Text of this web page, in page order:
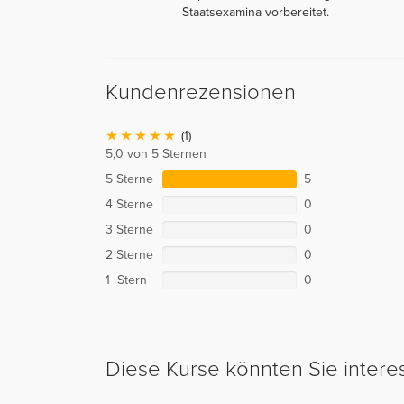
Staatsexamina vorbereitet.
Kundenrezensionen
(1)
5,0 von 5 Sternen
5 Sterne
5
4 Sterne
0
3 Sterne
0
2 Sterne
0
1 Stern
0
Diese Kurse könnten Sie